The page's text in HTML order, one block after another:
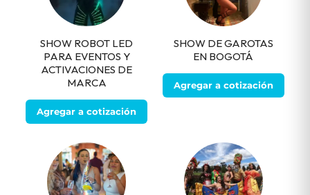
SHOW ROBOT LED
PARA EVENTOS Y
ACTIVACIONES DE
MARCA
Agregar a cotización
SHOW DE GAROTAS
EN BOGOTÁ
Agregar a cotización